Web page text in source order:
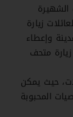
الشهيرة
زيارة
وإعطاء
متحف
حيث يمكن
المحبوبة